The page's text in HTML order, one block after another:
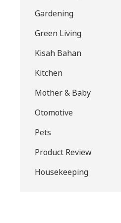
Gardening
Green Living
Kisah Bahan
Kitchen
Mother & Baby
Otomotive
Pets
Product Review
Housekeeping